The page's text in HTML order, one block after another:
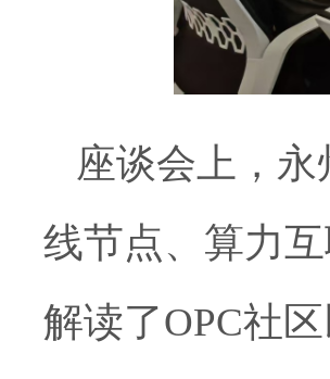
座谈会上，
线节点、算力
解读了OPC社